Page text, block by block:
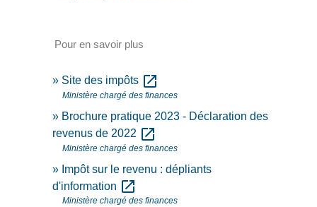
Pour en savoir plus
Site des impôts open_in_new
Ministère chargé des finances
Brochure pratique 2023 - Déclaration des
revenus de 2022 open_in_new
Ministère chargé des finances
Impôt sur le revenu : dépliants
d'information open_in_new
Ministère chargé des finances